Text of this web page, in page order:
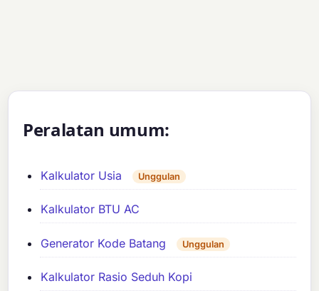
Peralatan umum:
Kalkulator Usia Unggulan
Kalkulator BTU AC
Generator Kode Batang Unggulan
Kalkulator Rasio Seduh Kopi